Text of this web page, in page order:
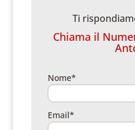
Ti
Chiama il
Nome*
Email*